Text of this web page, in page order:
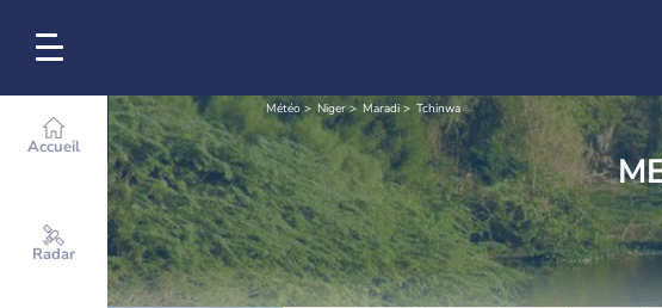
Accueil
Radar
Météo Niger Maradi Tchinwa